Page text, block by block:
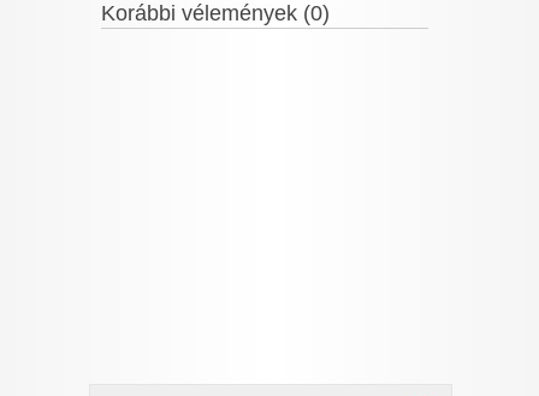
Korábbi vélemények (0)